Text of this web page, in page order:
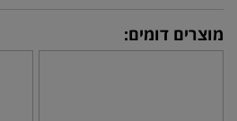
מוצרים דומים: